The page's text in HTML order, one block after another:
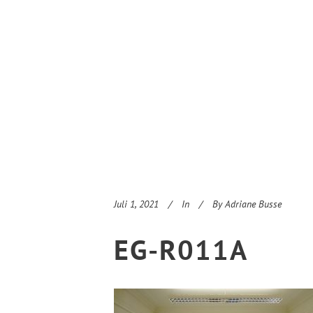
Juli 1, 2021 In By Adriane Busse
EG-R011A